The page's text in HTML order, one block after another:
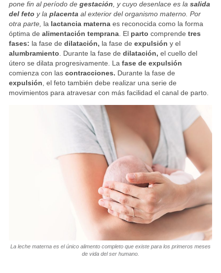
pone fin al período de gestación , y cuyo desenlace es la salida
del feto y la placenta al exterior del organismo materno. Por
otra parte, la lactancia maternaes reconocida como la forma
óptima de alimentación temprana. El parto comprende tres
fases: la fase de dilatación, la fase de expulsión y el
alumbramiento . Durante la fase de dilatación, el cuello del
útero se dilata progresivamente. La fase de expulsión
comienza con las contracciones. Durante la fase de
expulsión , el feto también debe realizar una serie de
movimientos para atravesar con más facilidad el canal de parto.
La leche materna es el único alimento completo que existe para los primeros meses
de vida del ser humano.